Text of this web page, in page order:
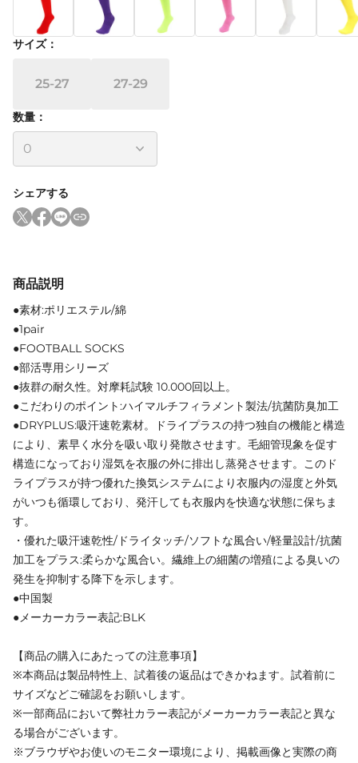
サイズ：
25-27 27-29
数量：
シェアする
商品説明
●素材:ポリエステル/綿
●1pair
●FOOTBALL SOCKS
●部活専用シリーズ
●抜群の耐久性。対摩耗試験 10.000回以上。
●こだわりのポイント:ハイマルチフィラメント製法/抗菌防臭加工
●DRYPLUS:吸汗速乾素材。ドライプラスの持つ独自の機能と構造
により、素早く水分を吸い取り発散させます。毛細管現象を促す
構造になっており湿気を衣服の外に排出し蒸発させます。このド
ライプラスが持つ優れた換気システムにより衣服内の湿度と外気
がいつも循環しており、発汗しても衣服内を快適な状態に保ちま
す。
・優れた吸汗速乾性/ドライタッチ/ソフトな風合い/軽量設計/抗菌
加工をプラス:柔らかな風合い。繊維上の細菌の増殖による臭いの
発生を抑制する降下を示します。
●中国製
●メーカーカラー表記:BLK
【商品の購入にあたっての注意事項】
※本商品は製品特性上、試着後の返品はできかねます。試着前に
サイズなどご確認をお願いします。
※一部商品において弊社カラー表記がメーカーカラー表記と異な
る場合がございます。
※ブラウザやお使いのモニター環境により、掲載画像と実際の商